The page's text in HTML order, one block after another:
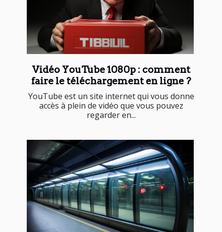
Vidéo YouTube 1080p : comment
faire le téléchargement en ligne ?
YouTube est un site internet qui vous donne
accès à plein de vidéo que vous pouvez
regarder en...